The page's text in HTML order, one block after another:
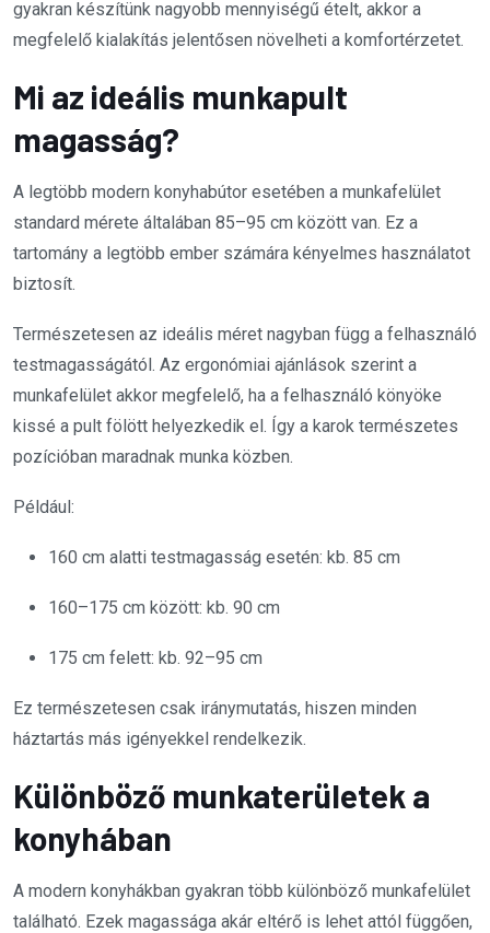
gyakran készítünk nagyobb mennyiségű ételt, akkor a
megfelelő kialakítás jelentősen növelheti a komfortérzetet.
Mi az ideális munkapult
magasság?
A legtöbb modern konyhabútor esetében a munkafelület
standard mérete általában 85–95 cm között van. Ez a
tartomány a legtöbb ember számára kényelmes használatot
biztosít.
Természetesen az ideális méret nagyban függ a felhasználó
testmagasságától. Az ergonómiai ajánlások szerint a
munkafelület akkor megfelelő, ha a felhasználó könyöke
kissé a pult fölött helyezkedik el. Így a karok természetes
pozícióban maradnak munka közben.
Például:
160 cm alatti testmagasság esetén: kb. 85 cm
160–175 cm között: kb. 90 cm
175 cm felett: kb. 92–95 cm
Ez természetesen csak iránymutatás, hiszen minden
háztartás más igényekkel rendelkezik.
Különböző munkaterületek a
konyhában
A modern konyhákban gyakran több különböző munkafelület
található. Ezek magassága akár eltérő is lehet attól függően,